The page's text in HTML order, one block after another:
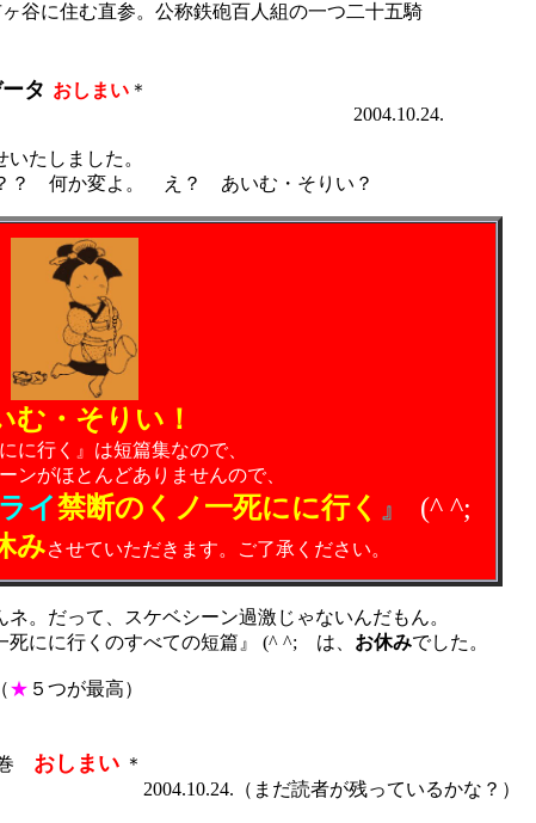
に住む直参。公称鉄砲百人組の一つ二十五騎
タ おしまい ＊
たしました。
何か変よ。 え？ あいむ・そりい？
む・そりい！
に行く』は短篇集なので、
ンがほとんどありませんので、
イ禁断のくノ一死にに行く 』 (^ ^;
みさせていただきます。ご了承ください。
。だって、スケベシーン過激じゃないんだもん。
死にに行く のすべての短篇』 (^ ^; は、 お休みでした。
★ ５つが最高）
おしまい ＊
者が残っているかな？）